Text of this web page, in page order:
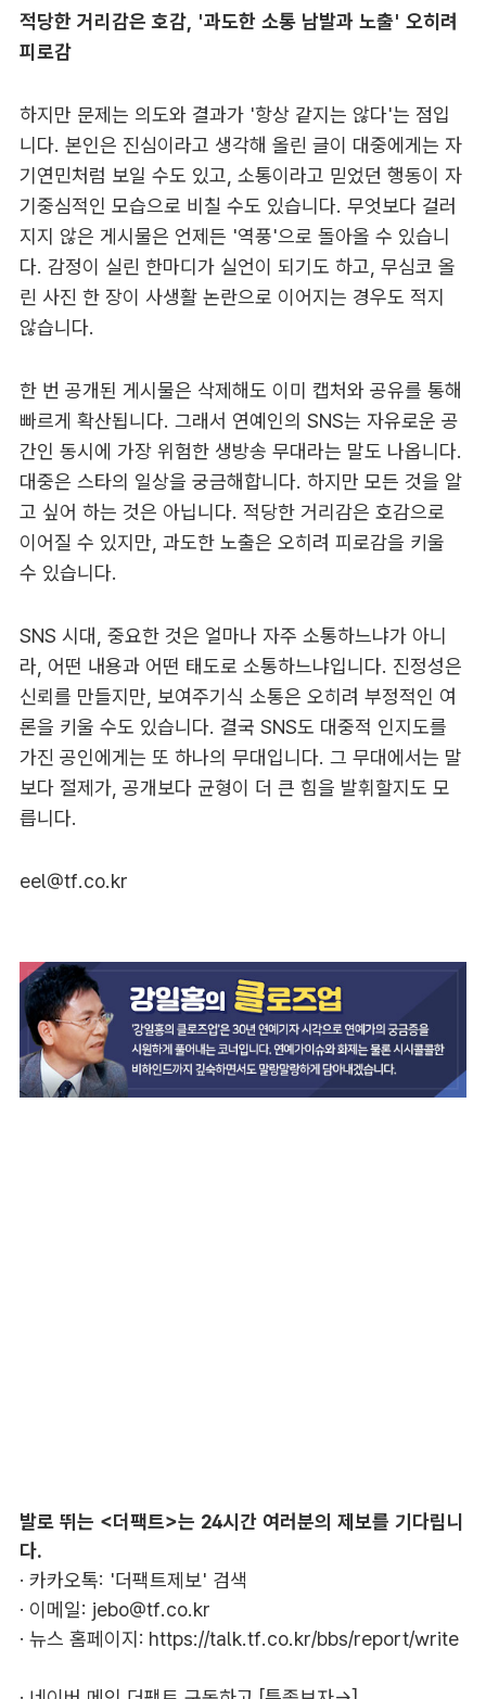
적당한 거리감은 호감, '과도한 소통 남발과 노출' 오히려
피로감
하지만 문제는 의도와 결과가 '항상 같지는 않다'는 점입
니다. 본인은 진심이라고 생각해 올린 글이 대중에게는 자
기연민처럼 보일 수도 있고, 소통이라고 믿었던 행동이 자
기중심적인 모습으로 비칠 수도 있습니다. 무엇보다 걸러
지지 않은 게시물은 언제든 '역풍'으로 돌아올 수 있습니
다. 감정이 실린 한마디가 실언이 되기도 하고, 무심코 올
린 사진 한 장이 사생활 논란으로 이어지는 경우도 적지
않습니다.
한 번 공개된 게시물은 삭제해도 이미 캡처와 공유를 통해
빠르게 확산됩니다. 그래서 연예인의 SNS는 자유로운 공
간인 동시에 가장 위험한 생방송 무대라는 말도 나옵니다.
대중은 스타의 일상을 궁금해합니다. 하지만 모든 것을 알
고 싶어 하는 것은 아닙니다. 적당한 거리감은 호감으로
이어질 수 있지만, 과도한 노출은 오히려 피로감을 키울
수 있습니다.
SNS 시대, 중요한 것은 얼마나 자주 소통하느냐가 아니
라, 어떤 내용과 어떤 태도로 소통하느냐입니다. 진정성은
신뢰를 만들지만, 보여주기식 소통은 오히려 부정적인 여
론을 키울 수도 있습니다. 결국 SNS도 대중적 인지도를
가진 공인에게는 또 하나의 무대입니다. 그 무대에서는 말
보다 절제가, 공개보다 균형이 더 큰 힘을 발휘할지도 모
릅니다.
eel@tf.co.kr
발로 뛰는 <더팩트>는 24시간 여러분의 제보를 기다립니
다.
· 카카오톡: '더팩트제보' 검색
· 이메일: jebo@tf.co.kr
· 뉴스 홈페이지: https://talk.tf.co.kr/bbs/report/write